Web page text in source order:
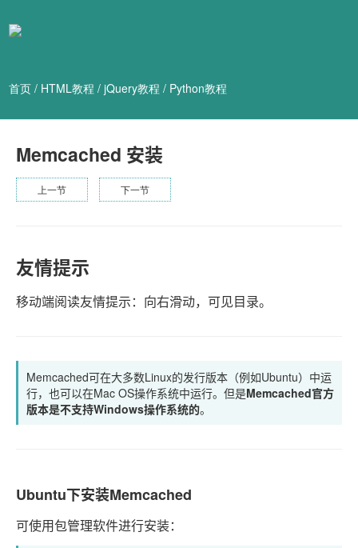
首页 / HTML教程 /jQuery教程 / Python教程
Memcached 安装
上一节 下一节
友情提示
移动端阅读友情提示：向右滑动，可见目录。
Memcached可在大多数Linux的发行版本（例如Ubuntu）中运
行，也可以在Mac OS操作系统中运行。但是Memcached官方
版本是不支持Windows操作系统的。
Ubuntu下安装Memcached
可使用包管理软件进行安装：